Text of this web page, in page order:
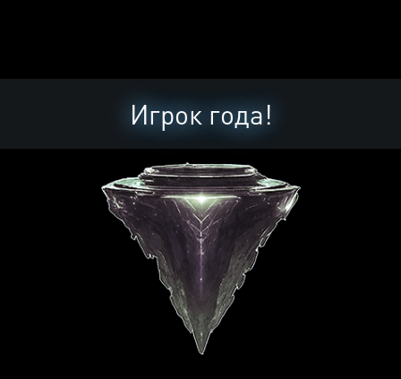
Игрок года!